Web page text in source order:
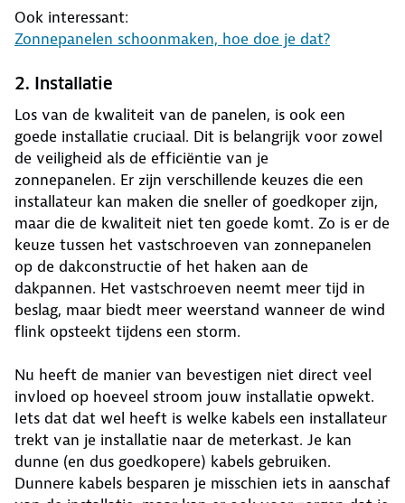
Ook interessant:
Zonnepanelen schoonmaken, hoe doe je dat?
2. Installatie
Los van de kwaliteit van de panelen, is ook een
goede installatie cruciaal. Dit is belangrijk voor zowel
de veiligheid als de efficiëntie van je
zonnepanelen. Er zijn verschillende keuzes die een
installateur kan maken die sneller of goedkoper zijn,
maar die de kwaliteit niet ten goede komt. Zo is er de
keuze tussen het vastschroeven van zonnepanelen
op de dakconstructie of het haken aan de
dakpannen. Het vastschroeven neemt meer tijd in
beslag, maar biedt meer weerstand wanneer de wind
flink opsteekt tijdens een storm.
Nu heeft de manier van bevestigen niet direct veel
invloed op hoeveel stroom jouw installatie opwekt.
Iets dat dat wel heeft is welke kabels een installateur
trekt van je installatie naar de meterkast. Je kan
dunne (en dus goedkopere) kabels gebruiken.
Dunnere kabels besparen je misschien iets in aanschaf